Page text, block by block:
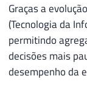
Graças a
(Tecnologia da
permitindo
decisões mais
desempenho da